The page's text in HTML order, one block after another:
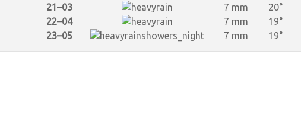
21–03
7 mm 20°
22–04
7 mm 19°
23–05
7 mm 19°